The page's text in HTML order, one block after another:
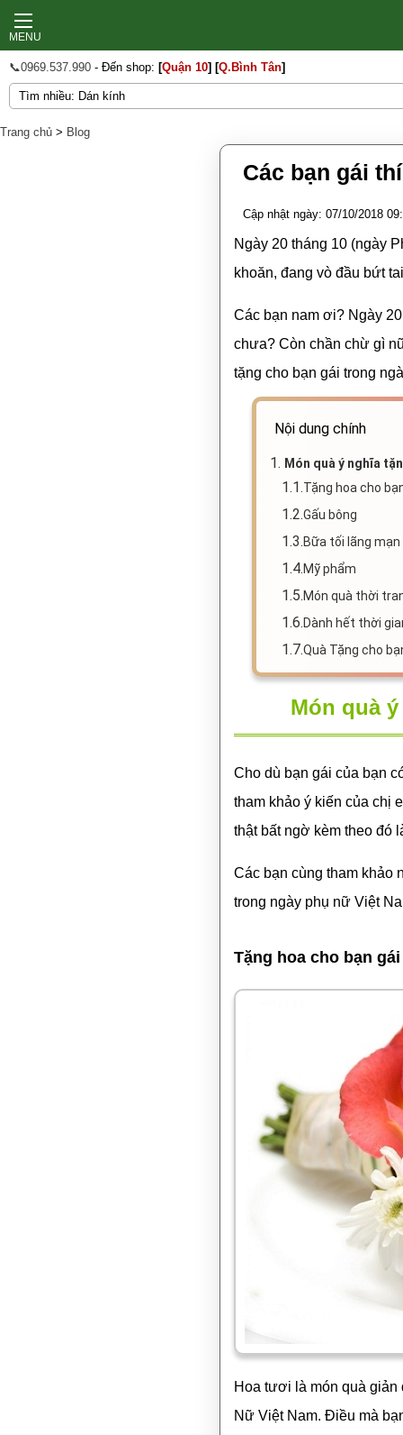
MENU
📞0969.537.990 - Đến shop: [Quận 10] [Q.Bình Tân]
Trang chủ > Blog
Các bạn gái
Cập nhật ngày: 07/10/2018
Ngày 20 tháng 10 (ngày
khoăn, đang vò đầu bứt
Các bạn nam ơi? Ngày
chưa? Còn chần chừ gì
tặng cho bạn gái trong
Nội dung chính
1. Món quà ý nghĩa
1.1.Tặng hoa cho
1.2.Gấu bông
1.3.Bữa tối lãng
1.4.Mỹ phẩm
1.5.Món quà thời
1.6.Dành hết thời
1.7.Quà Tặng cho
Món quà
Cho dù bạn gái của bạn
tham khảo ý kiến của chị
thật bất ngờ kèm theo đó
Các bạn cùng tham khảo
trong ngày phụ nữ Việt
Tặng hoa cho bạn gái
Hoa tươi là món quà giản
Nữ Việt Nam. Điều mà